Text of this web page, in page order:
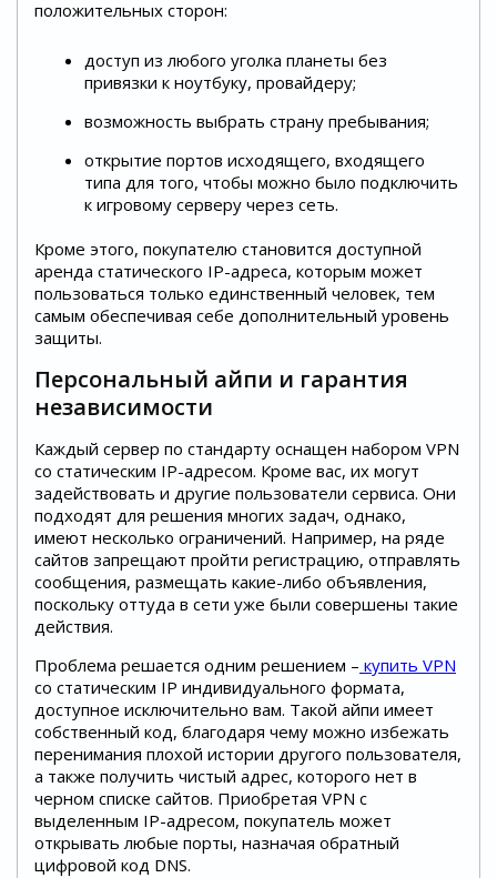
положительных сторон:
доступ из любого уголка планеты без
привязки к ноутбуку, провайдеру;
возможность выбрать страну пребывания;
открытие портов исходящего, входящего
типа для того, чтобы можно было подключить
к игровому серверу через сеть.
Кроме этого, покупателю становится доступной
аренда статического IP-адреса, которым может
пользоваться только единственный человек, тем
самым обеспечивая себе дополнительный уровень
защиты.
Персональный айпи и гарантия
независимости
Каждый сервер по стандарту оснащен набором VPN
со статическим IP-адресом. Кроме вас, их могут
задействовать и другие пользователи сервиса. Они
подходят для решения многих задач, однако,
имеют несколько ограничений. Например, на ряде
сайтов запрещают пройти регистрацию, отправлять
сообщения, размещать какие-либо объявления,
поскольку оттуда в сети уже были совершены такие
действия.
Проблема решается одним решением – купить VPN
со статическим IP индивидуального формата,
доступное исключительно вам. Такой айпи имеет
собственный код, благодаря чему можно избежать
перенимания плохой истории другого пользователя,
а также получить чистый адрес, которого нет в
черном списке сайтов. Приобретая VPN с
выделенным IP-адресом, покупатель может
открывать любые порты, назначая обратный
цифровой код DNS.